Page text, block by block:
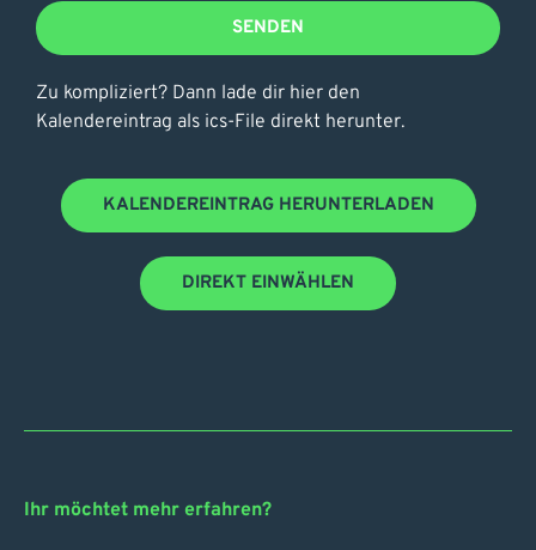
SENDEN
Zu kompliziert? Dann lade dir hier den
Kalendereintrag als ics-File direkt herunter.
KALENDEREINTRAG HERUNTERLADEN
DIREKT EINWÄHLEN
Ihr möchtet mehr erfahren?